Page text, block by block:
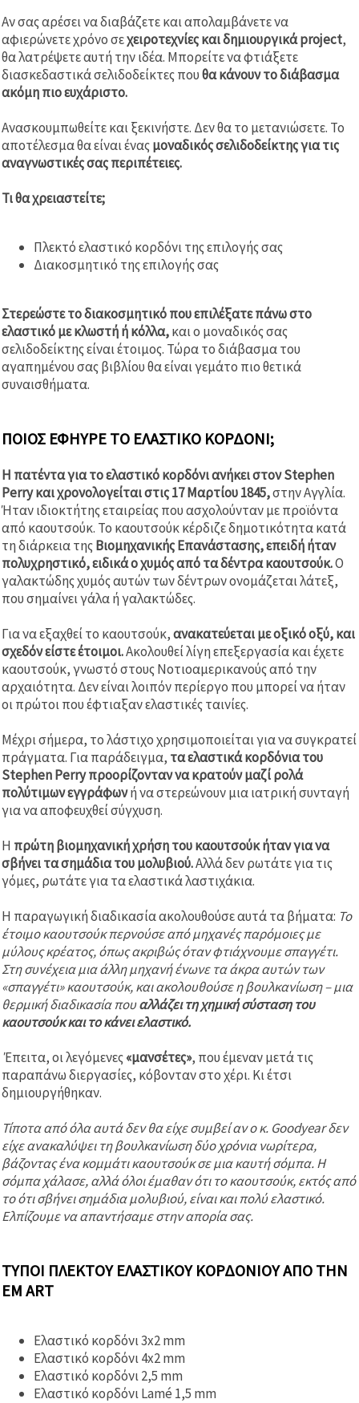
Αν σας αρέσει να διαβάζετε και απολαμβάνετε να
αφιερώνετε χρόνο σεχειροτεχνίες και δημιουργικά project,
θα λατρέψετε αυτή την ιδέα. Μπορείτε να φτιάξετε
διασκεδαστικά σελιδοδείκτες πουθα κάνουν το διάβασμα
ακόμη πιο ευχάριστο.
Ανασκουμπωθείτε και ξεκινήστε. Δεν θα το μετανιώσετε. Το
αποτέλεσμα θα είναι έναςμοναδικός σελιδοδείκτης για τις
αναγνωστικές σας περιπέτειες.
Τι θα χρειαστείτε;
Πλεκτό ελαστικό κορδόνι της επιλογής σας
Διακοσμητικό της επιλογής σας
Στερεώστε το διακοσμητικό που επιλέξατε πάνω στο
ελαστικό με κλωστή ή κόλλα,και ο μοναδικός σας
σελιδοδείκτης είναι έτοιμος. Τώρα το διάβασμα του
αγαπημένου σας βιβλίου θα είναι γεμάτο πιο θετικά
συναισθήματα.
ΠΟΙΟΣ ΕΦΗΎΡΕ ΤΟ ΕΛΑΣΤΙΚΌ ΚΟΡΔΌΝΙ;
Η πατέντα για το ελαστικό κορδόνι ανήκει στον Stephen
Perry και χρονολογείται στις 17 Μαρτίου 1845,στην Αγγλία.
Ήταν ιδιοκτήτης εταιρείας που ασχολούνταν με προϊόντα
από καουτσούκ. Το καουτσούκ κέρδιζε δημοτικότητα κατά
τη διάρκεια τηςΒιομηχανικής Επανάστασης, επειδή ήταν
πολυχρηστικό, ειδικά ο χυμός από τα δέντρα καουτσούκ.Ο
γαλακτώδης χυμός αυτών των δέντρων ονομάζεται λάτεξ,
που σημαίνει γάλα ή γαλακτώδες.
Για να εξαχθεί το καουτσούκ,ανακατεύεται με οξικό οξύ, και
σχεδόν είστε έτοιμοι.Ακολουθεί λίγη επεξεργασία και έχετε
καουτσούκ, γνωστό στους Νοτιοαμερικανούς από την
αρχαιότητα. Δεν είναι λοιπόν περίεργο που μπορεί να ήταν
οι πρώτοι που έφτιαξαν ελαστικές ταινίες.
Μέχρι σήμερα, το λάστιχο χρησιμοποιείται για να συγκρατεί
πράγματα. Για παράδειγμα, τα ελαστικά κορδόνια του
Stephen Perry προορίζονταν να κρατούν μαζί ρολά
πολύτιμων εγγράφωνή να στερεώνουν μια ιατρική συνταγή
για να αποφευχθεί σύγχυση.
Η πρώτη βιομηχανική χρήση του καουτσούκ ήταν για να
σβήνει τα σημάδια του μολυβιού.Αλλά δεν ρωτάτε για τις
γόμες, ρωτάτε για τα ελαστικά λαστιχάκια.
Η παραγωγική διαδικασία ακολουθούσε αυτά τα βήματα: Το
έτοιμο καουτσούκ περνούσε από μηχανές παρόμοιες με
μύλους κρέατος, όπως ακριβώς όταν φτιάχνουμε σπαγγέτι.
Στη συνέχεια μια άλλη μηχανή ένωνε τα άκρα αυτών των
«σπαγγέτι» καουτσούκ, και ακολουθούσε η βουλκανίωση – μια
θερμική διαδικασία πουαλλάζει τη χημική σύσταση του
καουτσούκ και το κάνει ελαστικό.
Έπειτα, οι λεγόμενες«μανσέτες», που έμεναν μετά τις
παραπάνω διεργασίες, κόβονταν στο χέρι. Κι έτσι
δημιουργήθηκαν.
Τίποτα από όλα αυτά δεν θα είχε συμβεί αν ο κ. Goodyear δεν
είχε ανακαλύψει τη βουλκανίωση δύο χρόνια νωρίτερα,
βάζοντας ένα κομμάτι καουτσούκ σε μια καυτή σόμπα. Η
σόμπα χάλασε, αλλά όλοι έμαθαν ότι το καουτσούκ, εκτός από
το ότι σβήνει σημάδια μολυβιού, είναι και πολύ ελαστικό.
Ελπίζουμε να απαντήσαμε στην απορία σας.
ΤΎΠΟΙ ΠΛΕΚΤΟΎ ΕΛΑΣΤΙΚΟΎ ΚΟΡΔΟΝΙΟΎ ΑΠΌ ΤΗΝ
EM ART
Ελαστικό κορδόνι 3x2 mm
Ελαστικό κορδόνι 4x2 mm
Ελαστικό κορδόνι 2,5 mm
Ελαστικό κορδόνι Lamé 1,5 mm